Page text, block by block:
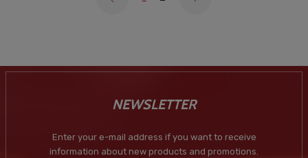
NEWSLETTER
Enter your e-mail address if you want to receive
information about new products and promotions.